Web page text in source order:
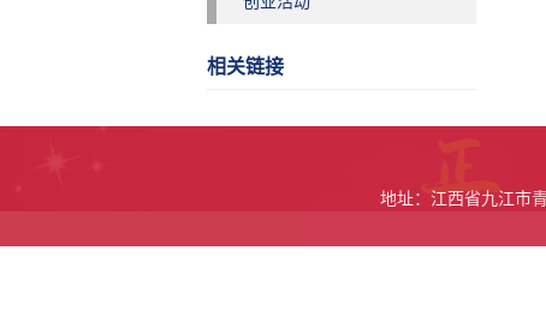
相关链接
地址：江西省九江市